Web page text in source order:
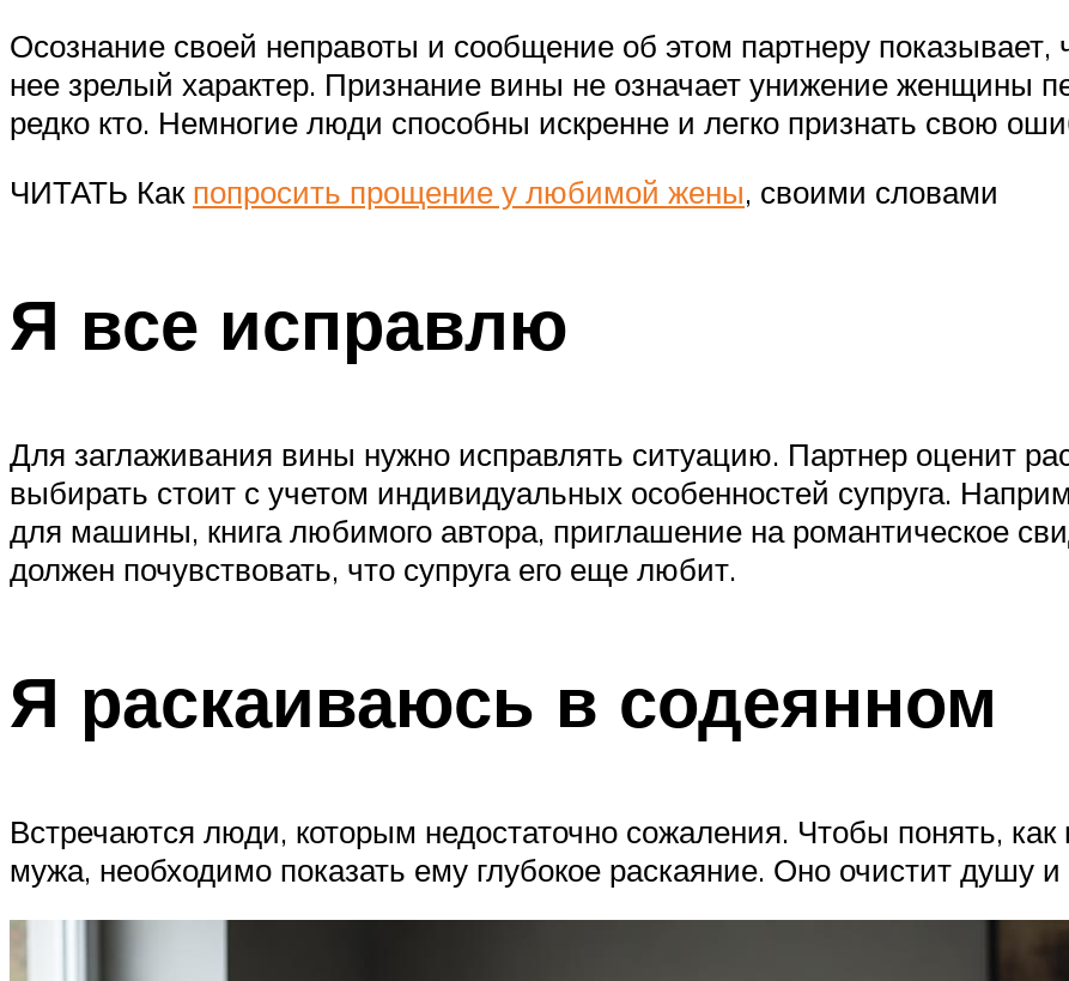
Осознание своей неправоты и сообщение об этом партнеру показывает,
нее зрелый характер. Признание вины не означает унижение женщины
редко кто. Немногие люди способны искренне и легко признать свою
ЧИТАТЬ Как попросить прощение у любимой жены, своими словами
Я все исправлю
Для заглаживания вины нужно исправлять ситуацию. Партнер оценит
выбирать стоит с учетом индивидуальных особенностей супруга.
для машины, книга любимого автора, приглашение на романтическое
должен почувствовать, что супруга его еще любит.
Я раскаиваюсь в содеянном
Встречаются люди, которым недостаточно сожаления. Чтобы понять,
мужа, необходимо показать ему глубокое раскаяние. Оно очистит душу и